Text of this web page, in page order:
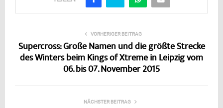
VORHERIGER BEITRAG
Supercross: Große Namen und die größte Strecke
des Winters beim Kings of Xtreme in Leipzig vom
06. bis 07. November 2015
NÄCHSTER BEITRAG